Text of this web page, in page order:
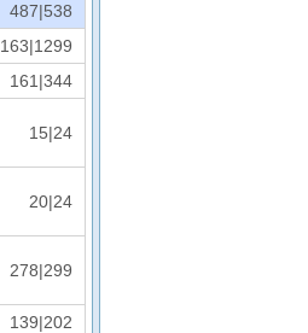
487|538
163|1299
161|344
15|24
20|24
278|299
139|202